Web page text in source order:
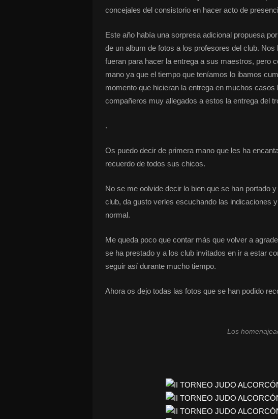
concejales del consistorio en hacer acto de
Este año había una sorpresa adicional propuesa
de un album de fotos a los profesores del club.
fueran para hacer la entrega a sus maestros, pero
mano ya que el tiempo que teníamos lo ibamos
momento que hicieran la entrega en muchos
compañeros muy allegados a estos la entrega del
.
Os puedo decir de primera mano que les ha
recuerdo de todos sus chicos.
No se me oolvide decir lo bien que se han portado
club, da gusto verles escuchando las indicaciones
normal.
Me queda poco que contar más que volver a
se ha prestado y a los club invitados en ir a estar
seguir así durante mucho tiempo.
Ahora os dejo todas las fotos que se han podido
Los